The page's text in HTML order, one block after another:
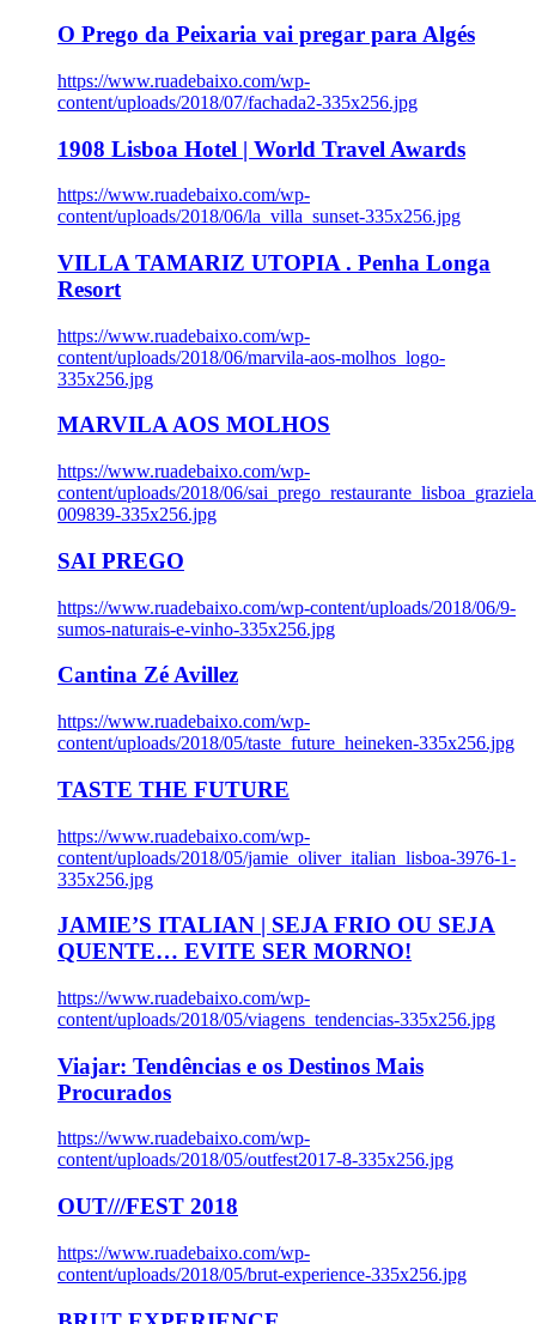
O Prego da Peixaria vai pregar para Algés
https://www.ruadebaixo.com/wp-
content/uploads/2018/07/fachada2-335x256.jpg
1908 Lisboa Hotel | World Travel Awards
https://www.ruadebaixo.com/wp-
content/uploads/2018/06/la_villa_sunset-335x256.jpg
VILLA TAMARIZ UTOPIA . Penha Longa
Resort
https://www.ruadebaixo.com/wp-
content/uploads/2018/06/marvila-aos-molhos_logo-
335x256.jpg
MARVILA AOS MOLHOS
https://www.ruadebaixo.com/wp-
content/uploads/2018/06/
009839-335x256.jpg
SAI PREGO
https://www.ruadebaixo.com/wp-content/uploads/2018/06/9-
sumos-naturais-e-vinho-335x256.jpg
Cantina Zé Avillez
https://www.ruadebaixo.com/wp-
content/uploads/2018/05/taste_future_heineken-335x256.jpg
TASTE THE FUTURE
https://www.ruadebaixo.com/wp-
content/uploads/2018/05/jamie_oliver_italian_lisboa-3976-1-
335x256.jpg
JAMIE’S ITALIAN | SEJA FRIO OU SEJA
QUENTE… EVITE SER MORNO!
https://www.ruadebaixo.com/wp-
content/uploads/2018/05/viagens_tendencias-335x256.jpg
Viajar: Tendências e os Destinos Mais
Procurados
https://www.ruadebaixo.com/wp-
content/uploads/2018/05/outfest2017-8-335x256.jpg
OUT///FEST 2018
https://www.ruadebaixo.com/wp-
content/uploads/2018/05/brut-experience-335x256.jpg